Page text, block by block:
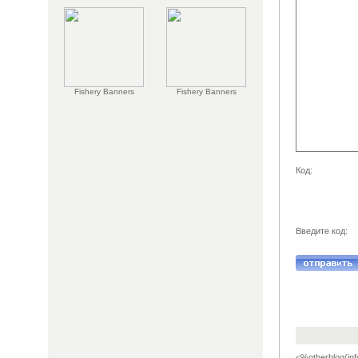
Fishery Banners Fishery Banners
Код:
Введите код: